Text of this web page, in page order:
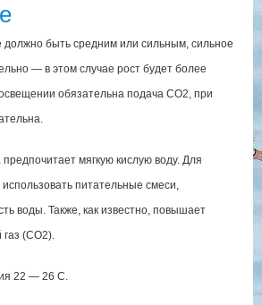
быть средним или сильным, сильное
— в этом случае рост будет более
обязательна подача CO2, при
мягкую кислую воду. Для
питательные смеси,
воды. Также, как известно, повышает
газ (СО2).
22 — 26 С.